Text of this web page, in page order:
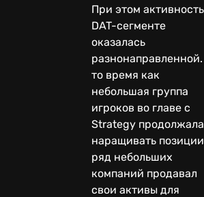
При этом
DAT-сегменте
оказалась
то время как
небольшая группа
игроков во главе с
Strategy продолжала
наращивать
ряд небольших
компаний продавал
свои активы для